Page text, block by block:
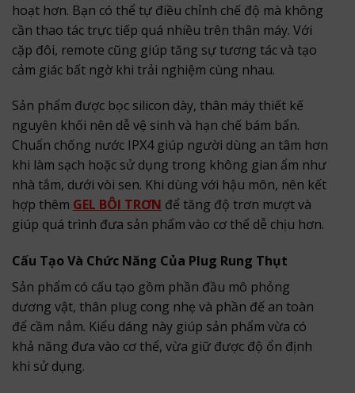
hoạt hơn. Bạn có thể tự điều chỉnh chế độ mà không
cần thao tác trực tiếp quá nhiều trên thân máy. Với
cặp đôi, remote cũng giúp tăng sự tương tác và tạo
cảm giác bất ngờ khi trải nghiệm cùng nhau.
Sản phẩm được bọc silicon dày, thân máy thiết kế
nguyên khối nên dễ vệ sinh và hạn chế bám bẩn.
Chuẩn chống nước IPX4 giúp người dùng an tâm hơn
khi làm sạch hoặc sử dụng trong không gian ẩm như
nhà tắm, dưới vòi sen. Khi dùng với hậu môn, nên kết
hợp thêm GEL BÔI TRƠN để tăng độ trơn mượt và
giúp quá trình đưa sản phẩm vào cơ thể dễ chịu hơn.
Cấu Tạo Và Chức Năng Của Plug Rung Thụt
Sản phẩm có cấu tạo gồm phần đầu mô phỏng
dương vật, thân plug cong nhẹ và phần đế an toàn
để cầm nắm. Kiểu dáng này giúp sản phẩm vừa có
khả năng đưa vào cơ thể, vừa giữ được độ ổn định
khi sử dụng.